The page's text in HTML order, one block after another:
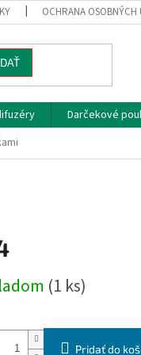
OCHRANA OSOBNÝCH
Darčekové
(1 ks)
Pridať do